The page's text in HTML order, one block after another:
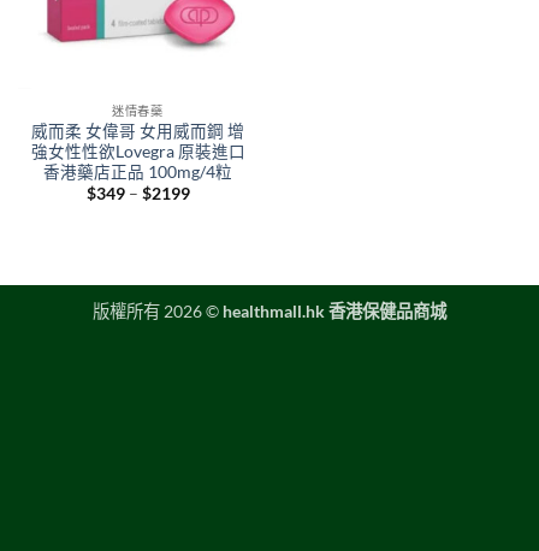
迷情春藥
威而柔 女偉哥 女用威而鋼 增
強女性性欲Lovegra 原裝進口
香港藥店正品 100mg/4粒
$349 – $2199Price
版權所有 2026 © healthmall.hk 香港保健品商城